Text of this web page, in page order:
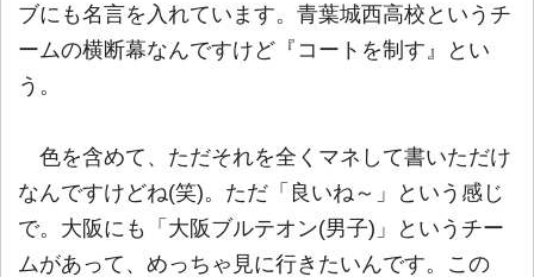
ブにも名言を入れています。青葉城西高校というチ
ームの横断幕なんですけど『コートを制す』とい
う。
色を含めて、ただそれを全くマネして書いただけ
なんですけどね(笑)。ただ「良いね～」という感じ
で。大阪にも「大阪ブルテオン(男子)」というチー
ムがあって、めっちゃ見に行きたいんです。この